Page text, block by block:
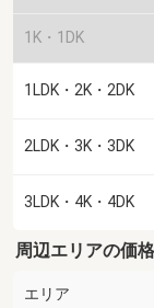
1K・1DK
1LDK・2K・2DK
2LDK・3K・3DK
3LDK・4K・4DK
周辺エリアの価
エリア